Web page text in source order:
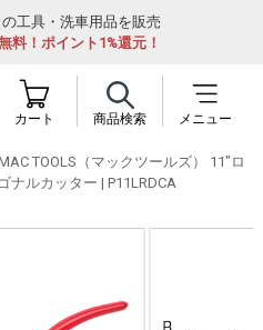
工具・洗車用品を販売
料！ポイント1%還元！
カート 商品検索 メニュー
TOOLS（マックツールズ） 11"ロ
ナルカッター | P11LRDCA